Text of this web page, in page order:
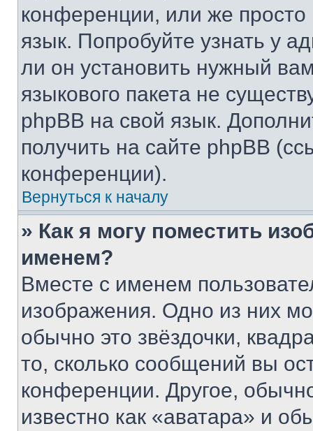
конференции, или же
язык. Попробуйте узнать у
ли он установить нужный
языкового пакета не
phpBB на свой язык.
получить на сайте phpBB
конференции).
Вернуться к началу
» Как я могу поместить
именем?
Вместе с именем
изображения. Одно из них
обычно это звёздочки,
то, сколько сообщений вы
конференции. Другое,
известно как «аватара» и